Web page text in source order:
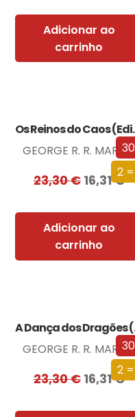
Adicionar ao
carrinho
2
Os
GEORGE R. R. MARTIN
23,30€ 16,31€
Adicionar ao
carrinho
2
A
GEORGE R. R. MARTIN
23,30€ 16,31€